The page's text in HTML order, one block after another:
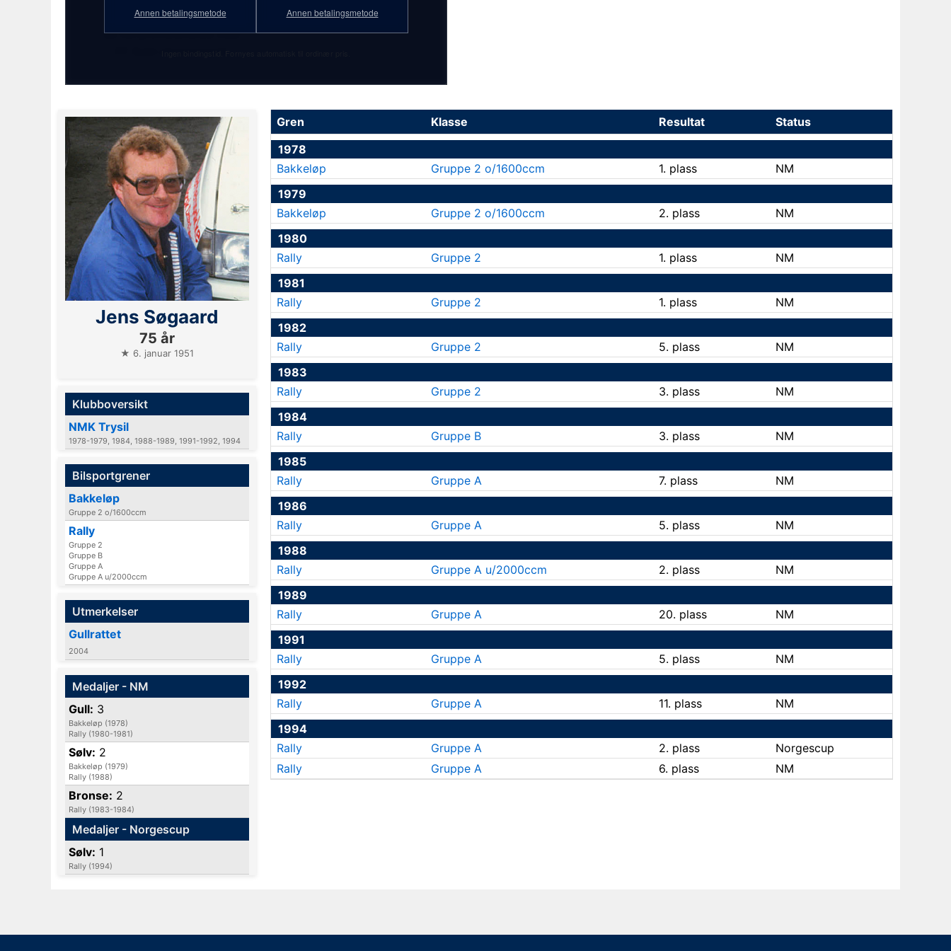
Se full profilstatistikk med
Annen betalingsmetode Annen betalingsmetode
Jens Søgaard
75 år
★ 6. januar 1951
Klubboversikt
NMK Trysil
1978-1979, 1984, 1988-1989, 1991-1992, 1994
Bilsportgrener
Bakkeløp
Gruppe 2 o/1600ccm
Rally
Gruppe 2
Gruppe B
Gruppe A
Gruppe A u/2000ccm
Utmerkelser
Gullrattet
2004
Medaljer - NM
Gull: 3
Bakkeløp (1978)
Rally (1980-1981)
Sølv: 2
Bakkeløp (1979)
Rally (1988)
Bronse: 2
Rally (1983-1984)
Medaljer - Norgescup
Sølv: 1
Rally (1994)
Gren Klasse Resultat
Status
1978
Bakkeløp
Gruppe 2 o/1600ccm 1. plass
NM
1979
Bakkeløp
Gruppe 2 o/1600ccm 2. plass
NM
1980
Rally
Gruppe 2 1. plass
NM
1981
Rally
Gruppe 2 1. plass
NM
1982
Rally
Gruppe 2 5. plass
NM
1983
Rally
Gruppe 2 3. plass
NM
1984
Rally
Gruppe B 3. plass
NM
1985
Rally
Gruppe A 7. plass
NM
1986
Rally
Gruppe A 5. plass
NM
1988
Rally
Gruppe A u/2000ccm 2. plass
NM
1989
Rally
Gruppe A 20. plass
NM
1991
Rally
Gruppe A 5. plass
NM
1992
Rally
Gruppe A 11. plass
NM
1994
Rally
Gruppe A 2. plass
Norgescup
Rally
Gruppe A 6. plass NM